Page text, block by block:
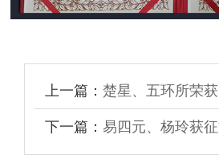
上一篇： 楚星、五环所荣获2013年省注
下一篇： 易四元、杨玲获